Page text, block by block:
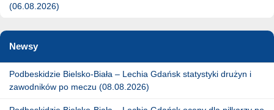
(06.08.2026)
Newsy
Podbeskidzie Bielsko-Biała – Lechia Gdańsk statystyki drużyn i
zawodników po meczu (08.08.2026)